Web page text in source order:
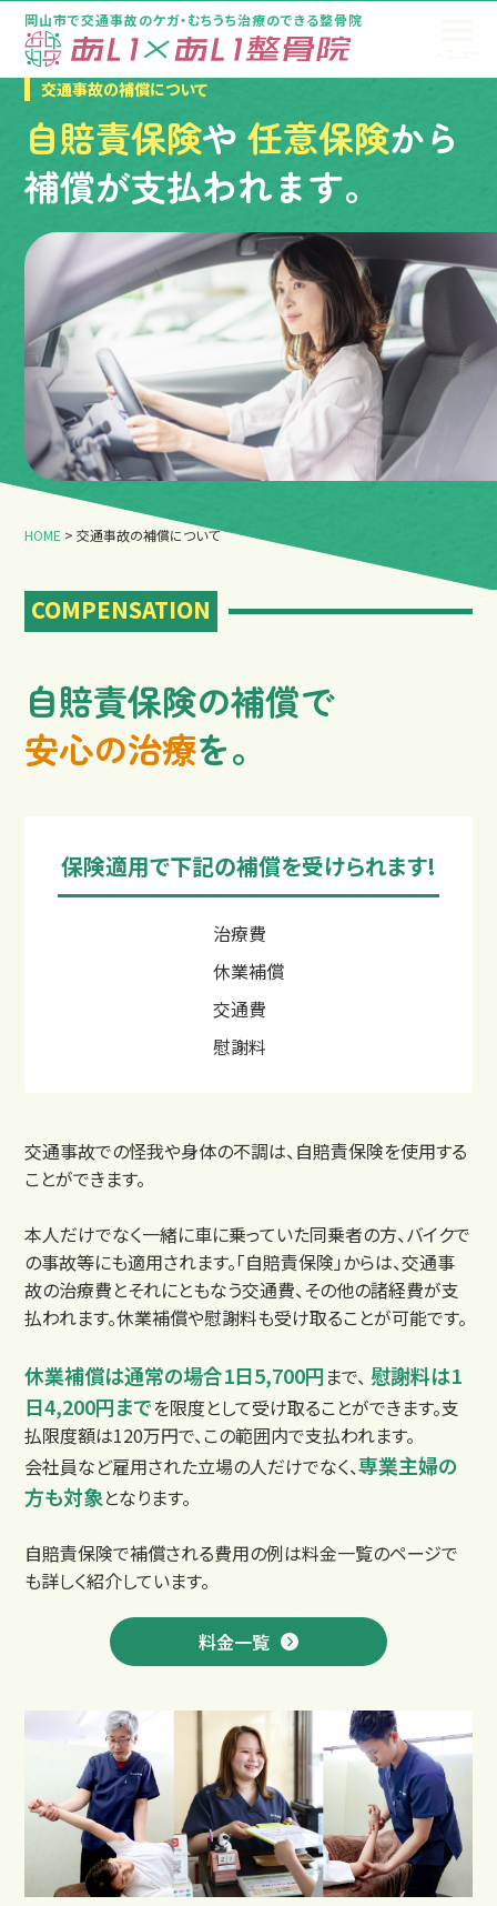
岡山市で交通事故のケガ・むちうち治療のできる整骨院
トップページ
店舗一覧
料金
交通事故の補償について
自賠責保険や 任意保険から
補償が支払われます。
HOME >交通事故の補償について
COMPENSATION
自賠責保険の補償で
安心の治療を。
保険適用で下記の補償を受けられます!
治療費
休業補償
交通費
慰謝料
交通事故での怪我や身体の不調は、自賠責保険を使用する
ことができます。
本人だけでなく一緒に車に乗っていた同乗者の方、バイクで
の事故等にも適用されます。「自賠責保険」からは、交通事
故の治療費とそれにともなう交通費、その他の諸経費が支
払われます。休業補償や慰謝料も受け取ることが可能です。
休業補償は通常の場合1日5,700円 まで、 慰謝料は1
日4,200円までを限度として受け取ることができます。支
払限度額は120万円で、この範囲内で支払われます。
会社員など雇用された立場の人だけでなく、専業主婦の
方も対象となります。
自賠責保険で補償される費用の例は料金一覧のページで
も詳しく紹介しています。
料金一覧